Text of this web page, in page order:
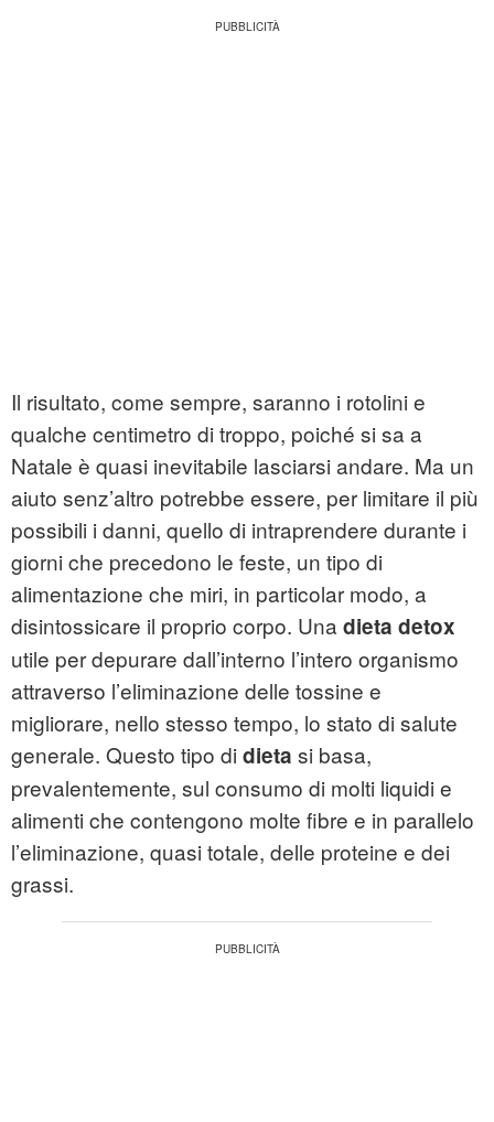
Il risultato, come sempre, saranno i rotolini e
qualche centimetro di troppo, poiché si sa a
Natale è quasi inevitabile lasciarsi andare. Ma un
aiuto senz’altro potrebbe essere, per limitare il più
possibili i danni, quello di intraprendere durante i
giorni che precedono le feste, un tipo di
alimentazione che miri, in particolar modo, a
disintossicare il proprio corpo. Una dieta detox
utile per depurare dall’interno l’intero organismo
attraverso l’eliminazione delle tossine e
migliorare, nello stesso tempo, lo stato di salute
generale. Questo tipo di dieta si basa,
prevalentemente, sul consumo di molti liquidi e
alimenti che contengono molte fibre e in parallelo
l’eliminazione, quasi totale, delle proteine e dei
grassi.